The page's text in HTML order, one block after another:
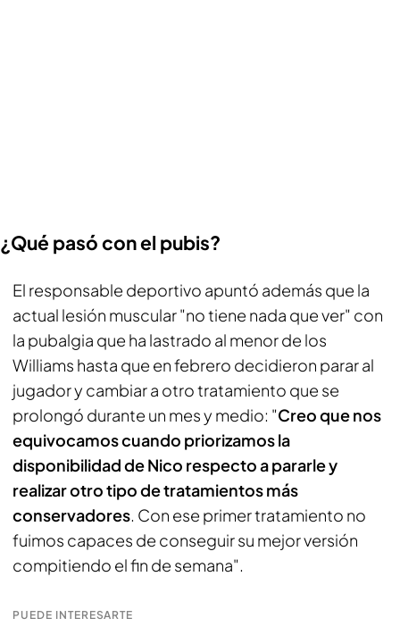
¿Qué pasó con el pubis?
El responsable deportivo apuntó además que la
actual lesión muscular "no tiene nada que ver" con
la pubalgia que ha lastrado al menor de los
Williams hasta que en febrero decidieron parar al
jugador y cambiar a otro tratamiento que se
prolongó durante un mes y medio: "Creo que nos
equivocamos cuando priorizamos la
disponibilidad de Nico respecto a pararle y
realizar otro tipo de tratamientos más
conservadores. Con ese primer tratamiento no
fuimos capaces de conseguir su mejor versión
compitiendo el fin de semana".
PUEDE INTERESARTE